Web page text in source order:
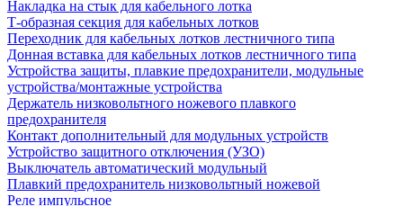
Накладка на стык для кабельного лотка
Т-образная секция для кабельных лотков
Переходник для кабельных лотков лестничного типа
Донная вставка для кабельных лотков лестничного типа
Устройства защиты, плавкие предохранители, модульные
устройства/монтажные устройства
Держатель низковольтного ножевого плавкого
предохранителя
Контакт дополнительный для модульных устройств
Устройство защитного отключения (УЗО)
Выключатель автоматический модульный
Плавкий предохранитель низковольтный ножевой
Реле импульсное